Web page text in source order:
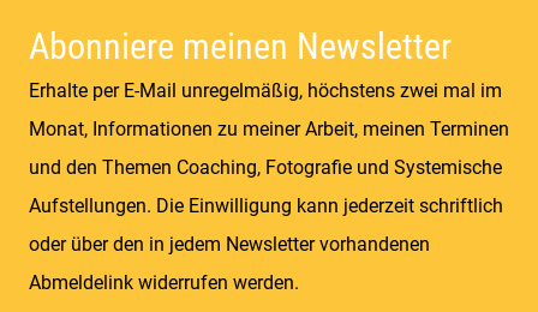
Abonniere meinen Newsletter
Erhalte per E-Mail unregelmäßig, höchstens zwei mal im
Monat, Informationen zu meiner Arbeit, meinen Terminen
und den Themen Coaching, Fotografie und Systemische
Aufstellungen. Die Einwilligung kann jederzeit schriftlich
oder über den in jedem Newsletter vorhandenen
Abmeldelink widerrufen werden.